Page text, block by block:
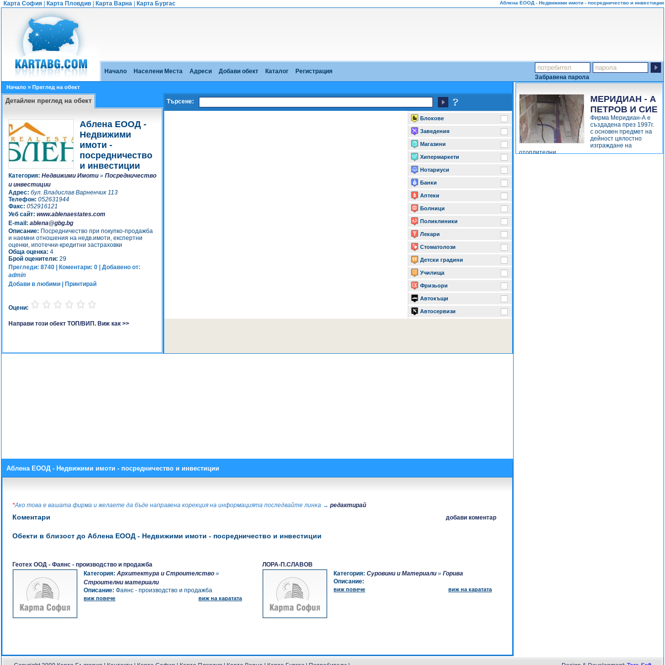
Карта София Карта Пловдив Карта Варна Карта Бургас Аблена ЕООД - Недвижими имоти - посредничество и инвестиции
Начало Населени Места Адреси Добави обект Каталог
Регистрация
Забравена парола
МЕРИДИАН - А
ПЕТРОВ И СИЕ
Фирма Меридиан-А е
създадена през 1997г.
с основен предмет на
дейност цялостно
изграждане на
отоплителни...
Начало» Преглед на обект
Детайлен преглед на обект
Аблена ЕООД -
Недвижими
имоти -
посредничество
и инвестиции
Категория: Недвижими Имоти »Посредничество
и инвестиции
Адрес: бул. Владислав Варненчик 113
Телефон: 052631944
Факс: 052916121
Уеб сайт: www.ablenaestates.com
E-mail: ablena@gbg.bg
Описание: Посредничество при покупко-продажба
и наемни отношения на недв.имоти, експертни
оценки, ипотечни-кредитни застраховки
Обща оценка: 4
Брой оценители: 29
Прегледи: 8740 | Коментари: 0 | Добавено от:
admin
Добави в любими
Принтирай
Оцени:
Направи този обект ТОП/ВИП. Виж как >>
Търсене:
Блокове
Заведения
Магазини
Хипермаркети
Нотариуси
Банки
Аптеки
Болници
Поликлиники
Лекари
Стоматолози
Детски градини
Училища
Фризьори
Автокъщи
Автосервизи
Аблена ЕООД - Недвижими имоти - посредничество и инвестиции
*Ако това е вашата фирма и желаете да бъде направена корекция на информацията последвайте линка →редактирай
Коментари добави коментар
Обекти в близост до Аблена ЕООД - Недвижими имоти - посредничество и инвестиции
Геотех ООД - Фаянс - производство и продажба
Категория: Архитектура и Строителство »
Строителни материали
Описание: Фаянс - производство и продажба
виж повече виж на каратата
ЛОРА-П.СЛАВОВ
Категория: Суровини и Материали »Горива
Описание:
виж повече виж на каратата